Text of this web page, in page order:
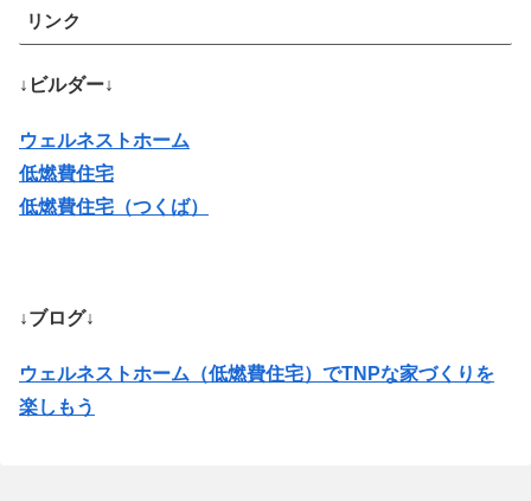
リンク
↓ビルダー↓
ウェルネストホーム
低燃費住宅
低燃費住宅（つくば）
↓ブログ↓
ウェルネストホーム（低燃費住宅）でTNPな家づくりを
楽しもう